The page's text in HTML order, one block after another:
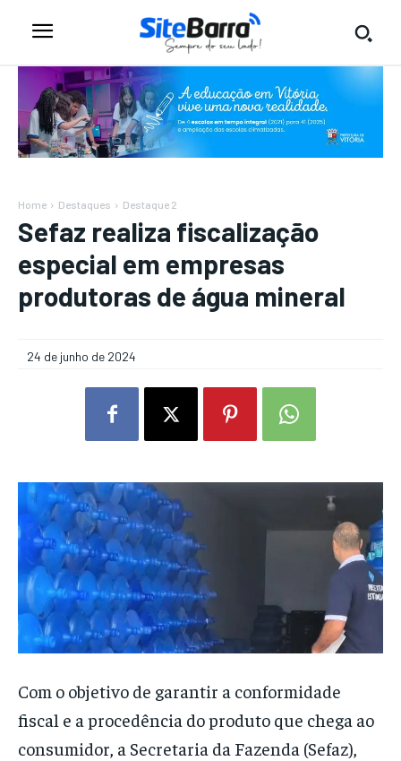
Home Destaques Destaque 2
Sefaz realiza fiscalização
especial em empresas
produtoras de água mineral
24 de junho de 2024
Com o objetivo de garantir a conformidade
fiscal e a procedência do produto que chega ao
consumidor, a Secretaria da Fazenda (Sefaz),